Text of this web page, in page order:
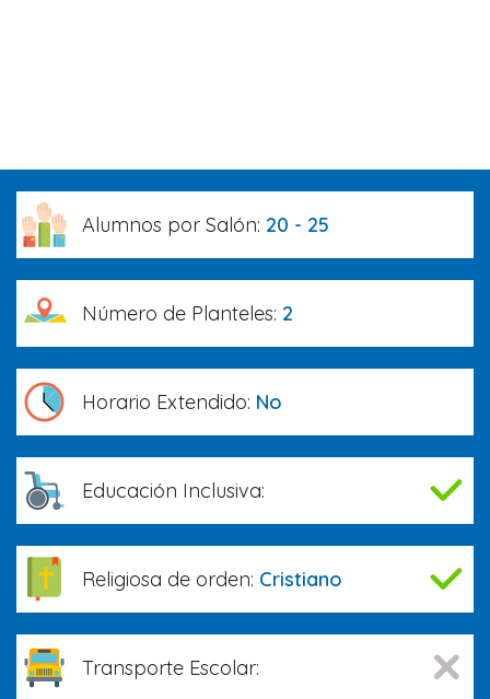
Alumnos por Salón: 20 - 25
Número de Planteles: 2
Horario Extendido: No
Educación Inclusiva:
Religiosa de orden: Cristiano
Transporte Escolar: